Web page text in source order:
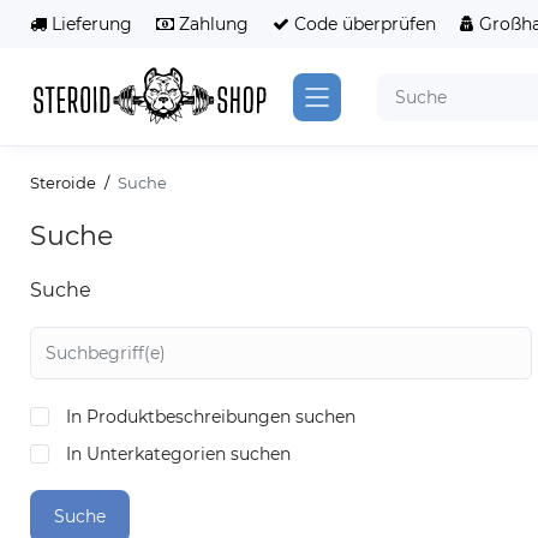
Lieferung Zahlung Code überprüfen
Steroide Suche
Suche
Suche
In Produktbeschreibungen suchen
In Unterkategorien suchen